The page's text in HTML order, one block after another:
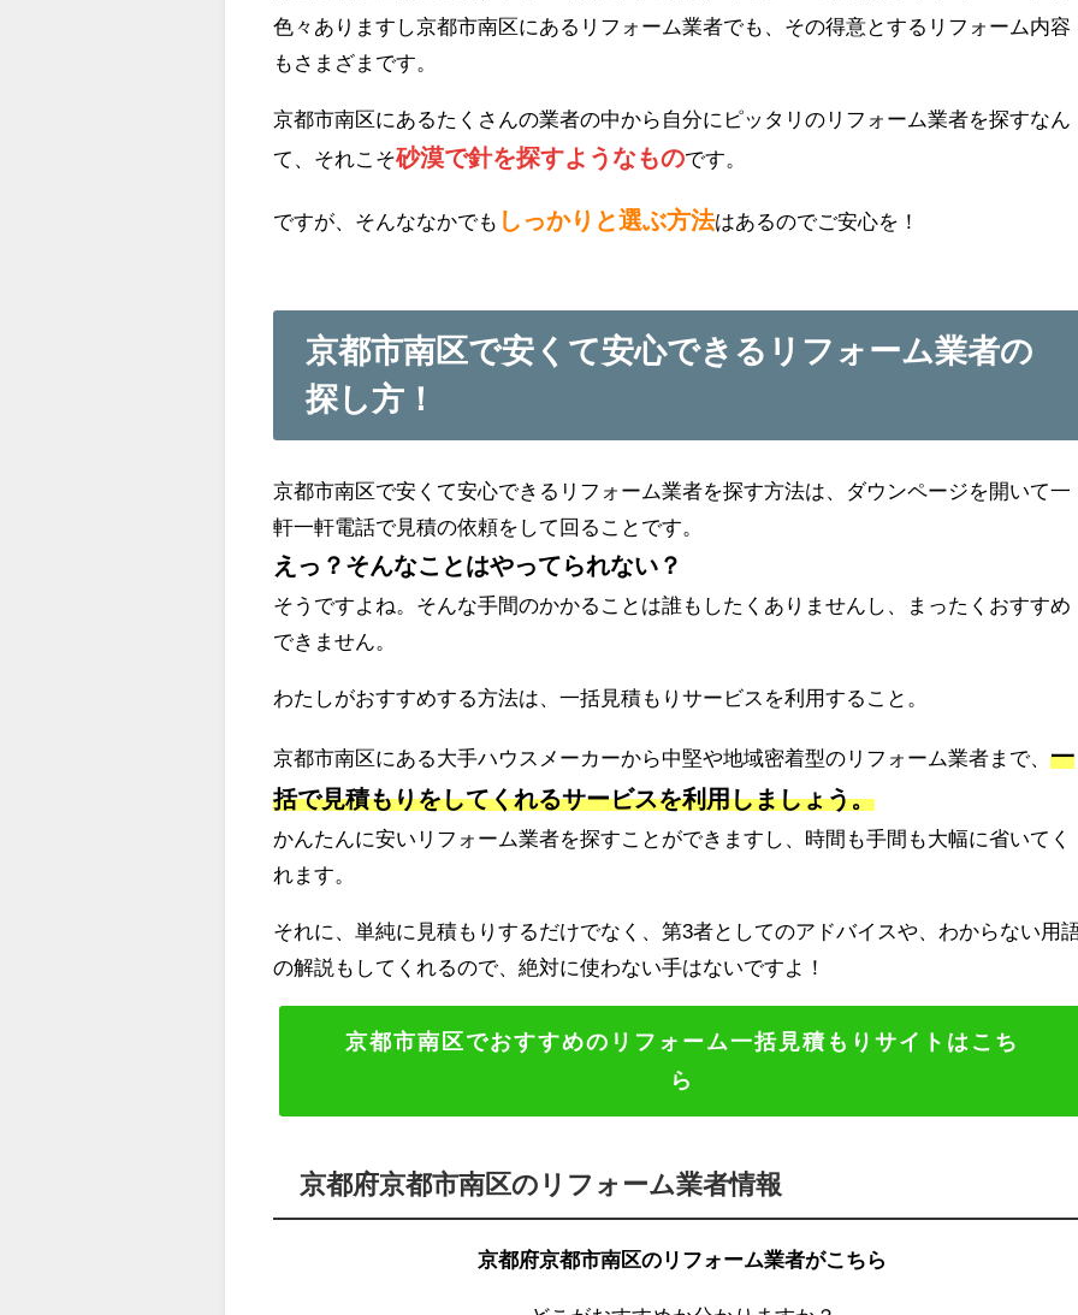
色々ありますし京都市南区にあるリフォーム業者でも、その得意とするリフォーム内容
もさまざまです。
京都市南区にあるたくさんの業者の中から自分にピッタリのリフォーム業者を探すなん
て、それこそ砂漠で針を探すようなものです。
ですが、そんななかでも しっかりと選ぶ方法はあるのでご安心を！
京都市南区で安くて安心できるリフォーム業者の
探し方！
京都市南区で安くて安心できるリフォーム業者を探す方法は、ダウンページを開いて一
軒一軒電話で見積の依頼をして回ることです。
えっ？そんなことはやってられない？
そうですよね。そんな手間のかかることは誰もしたくありませんし、まったくおすすめ
できません。
わたしがおすすめする方法は、一括見積もりサービスを利用すること。
京都市南区にある大手ハウスメーカーから中堅や地域密着型のリフォーム業者まで、一
括で見積もりをしてくれるサービスを利用しましょう。
かんたんに安いリフォーム業者を探すことができますし、時間も手間も大幅に省いてく
れます。
それに、単純に見積もりするだけでなく、第3者としてのアドバイスや、わからない用
の解説もしてくれるので、絶対に使わない手はないですよ！
京都市南区でおすすめのリフォーム一括見積もりサイトはこち
ら
京都府京都市南区のリフォーム業者情報
京都府京都市南区のリフォーム業者がこちら